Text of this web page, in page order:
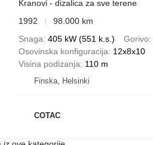
Kranovi - dizalica za sve terene
1992
98.000 km
Snaga 405 kW (551 k.s.) Gorivo
Osovinska konfiguracija
12x8x10
Visina podizanja
110 m
Finska, Helsinki
COTAC